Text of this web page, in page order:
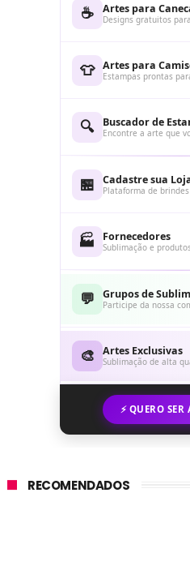
☕ Artes para
Designs gratuitos
👕 Artes para
Estampas prontas
🔍 Buscador de
Encontre a arte que
🏪 Cadastre sua
Plataforma de
🏭 Fornecedores
Sublimação e
💬 Grupos de
Participe da nossa
🎨 Artes Exclusivas
Sublimação de alta
⚡ QUERO
RECOMENDADOS